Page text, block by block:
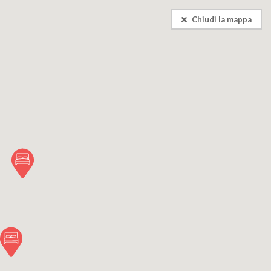
Chiudi la mappa
su Pompei